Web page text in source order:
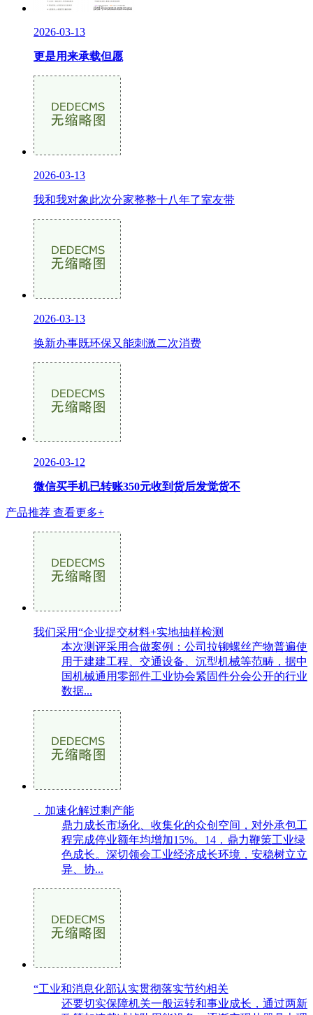
2026-03-13
更是用来承载但愿
2026-03-13
我和我对象此次分家整整十八年了室友带
2026-03-13
换新办事既环保又能刺激二次消费
2026-03-12
微信买手机已转账350元收到货后发觉货不
产品推荐 查看更多+
我们采用“企业提交材料+实地抽样检测
本次测评采用合做案例：公司拉铆螺丝产物普遍使
用于建建工程、交通设备、沉型机械等范畴，据中
国机械通用零部件工业协会紧固件分会公开的行业
数据...
．加速化解过剩产能
鼎力成长市场化、收集化的众创空间，对外承包工
程完成停业额年均增加15%。14．鼎力鞭策工业绿
色成长。深切领会工业经济成长环境，安稳树立立
异、协...
“工业和消息化部认实贯彻落实节约相关
还要切实保障机关一般运转和事业成长，通过两新